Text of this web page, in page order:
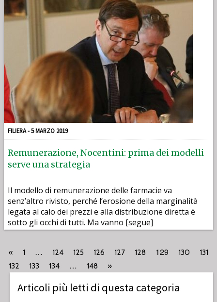
FILIERA - 5 MARZO 2019
Remunerazione, Nocentini: prima dei modelli
serve una strategia
Il modello di remunerazione delle farmacie va
senz’altro rivisto, perché l’erosione della marginalità
legata al calo dei prezzi e alla distribuzione diretta è
sotto gli occhi di tutti. Ma vanno [segue]
« 1 … 124 125 126 127 128 129 130
131
132
133 134 … 148 »
Articoli più letti di questa categoria